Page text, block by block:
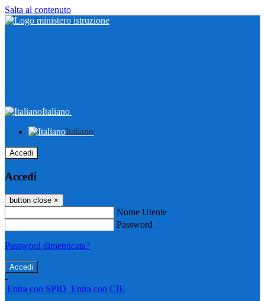
Salta al contenuto
Italiano
Italiano
Accedi
Accedi
button close ×
Nome Utente
Password
Password dimenticata?
-
Entra con SPID Entra con CIE